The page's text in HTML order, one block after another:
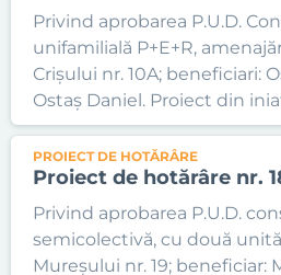
Privind aprobarea P.U.D.
unifamilială P+E+R,
Crișului nr. 10A; beneficiari:
Ostaș Daniel. Proiect din
PROIECT DE HOTĂRÂRE
Proiect de hotărâre nr.
Privind aprobarea P.U.D.
semicolectivă, cu două
Mureșului nr. 19; beneficiar: